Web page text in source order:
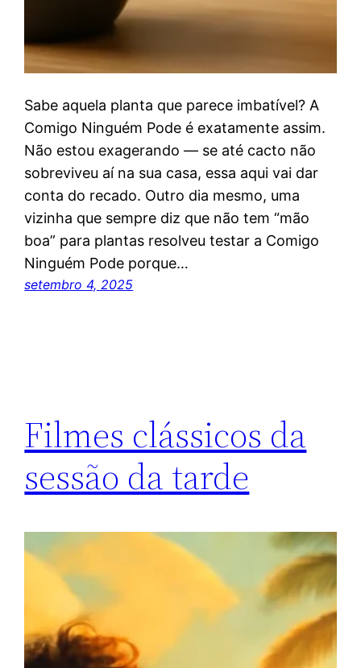
Sabe aquela planta que parece imbatível? A
Comigo Ninguém Pode é exatamente assim.
Não estou exagerando — se até cacto não
sobreviveu aí na sua casa, essa aqui vai dar
conta do recado. Outro dia mesmo, uma
vizinha que sempre diz que não tem “mão
boa” para plantas resolveu testar a Comigo
Ninguém Pode porque…
setembro 4, 2025
Filmes clássicos da
sessão da tarde